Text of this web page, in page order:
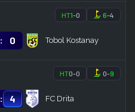
HT1-0 6-4
: 0 Tobol Kostanay
HT0-0 0-9
: 4 FC Drita